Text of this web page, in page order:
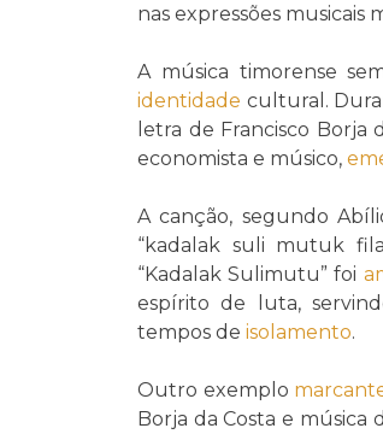
nas expressões musicais
A música timorense
identidade cultural.
letra de Francisco Borja
economista e músico,
A canção, segundo
“kadalak suli mutuk
“Kadalak Sulimutu” foi
espírito de luta,
tempos de isolamento.
Outro exemplo
Borja da Costa e música